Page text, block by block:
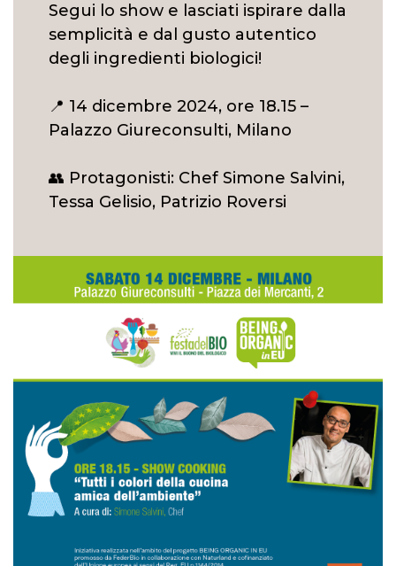
Segui lo show e lasciati ispirare dalla
semplicità e dal gusto autentico
degli ingredienti biologici!
📍 14 dicembre 2024, ore 18.15 –
Palazzo Giureconsulti, Milano
👥 Protagonisti: Chef Simone Salvini,
Tessa Gelisio, Patrizio Roversi